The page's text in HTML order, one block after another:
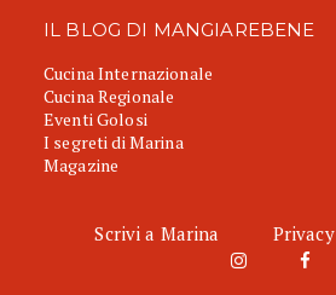
IL BLOG DI MANGIAREBENE
Cucina Internazionale
Cucina Regionale
Eventi Golosi
I segreti di Marina
Magazine
Scrivi a Marina Privacy